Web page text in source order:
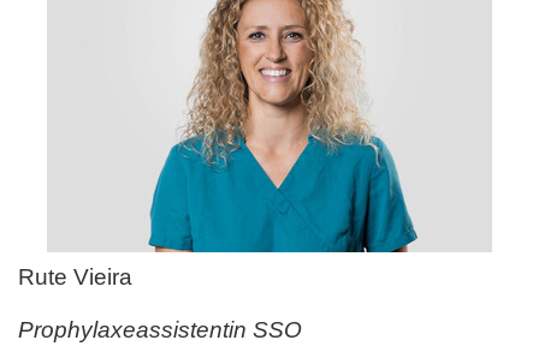
Rute Vieira
Prophylaxeassistentin SSO